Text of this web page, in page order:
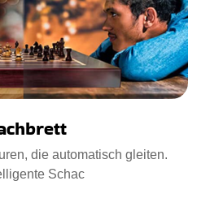
die automatisch gleiten.
Schac